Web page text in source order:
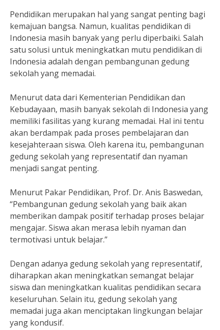
Pendidikan merupakan hal yang sangat penting bagi
kemajuan bangsa. Namun, kualitas pendidikan di
Indonesia masih banyak yang perlu diperbaiki. Salah
satu solusi untuk meningkatkan mutu pendidikan di
Indonesia adalah dengan pembangunan gedung
sekolah yang memadai.
Menurut data dari Kementerian Pendidikan dan
Kebudayaan, masih banyak sekolah di Indonesia yang
memiliki fasilitas yang kurang memadai. Hal ini tentu
akan berdampak pada proses pembelajaran dan
kesejahteraan siswa. Oleh karena itu, pembangunan
gedung sekolah yang representatif dan nyaman
menjadi sangat penting.
Menurut Pakar Pendidikan, Prof. Dr. Anis Baswedan,
“Pembangunan gedung sekolah yang baik akan
memberikan dampak positif terhadap proses belajar
mengajar. Siswa akan merasa lebih nyaman dan
termotivasi untuk belajar.”
Dengan adanya gedung sekolah yang representatif,
diharapkan akan meningkatkan semangat belajar
siswa dan meningkatkan kualitas pendidikan secara
keseluruhan. Selain itu, gedung sekolah yang
memadai juga akan menciptakan lingkungan belajar
yang kondusif.